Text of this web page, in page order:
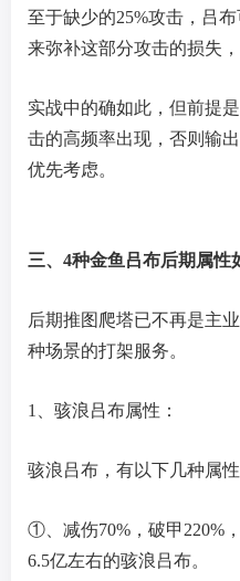
至于缺少的25%攻击，吕
来弥补这部分攻击的损失
实战中的确如此，但前提
击的高频率出现，否则输
优先考虑。
三、4种金鱼吕布后期属性
后期推图爬塔已不再是主
种场景的打架服务。
1、骇浪吕布属性：
骇浪吕布，有以下几种属性
①、减伤70%，破甲220%
6.5亿左右的骇浪吕布。